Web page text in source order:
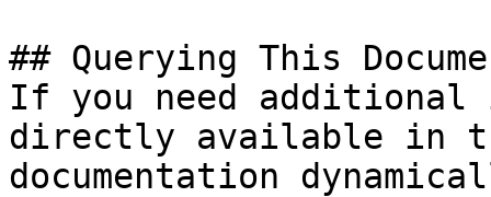
## Querying This
If you need
directly available in
documentation